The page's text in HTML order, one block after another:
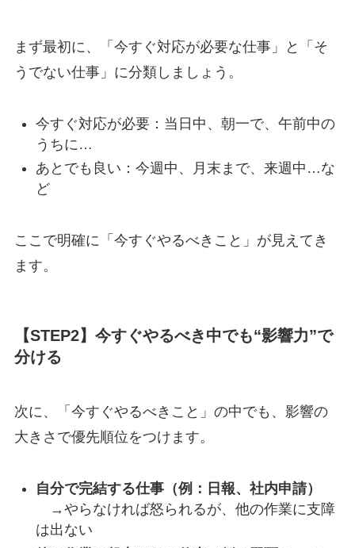
まず最初に、「今すぐ対応が必要な仕事」と「そ
うでない仕事」に分類しましょう。
今すぐ対応が必要：当日中、朝一で、午前中の
うちに…
あとでも良い：今週中、月末まで、来週中…な
ど
ここで明確に「今すぐやるべきこと」が見えてき
ます。
【STEP2】今すぐやるべき中でも“影響力”で
分ける
次に、「今すぐやるべきこと」の中でも、影響の
大きさで優先順位をつけます。
自分で完結する仕事（例：日報、社内申請）
→やらなければ怒られるが、他の作業に支障
は出ない